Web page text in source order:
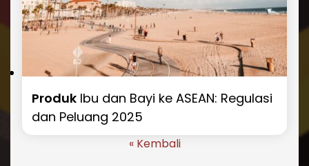
Produk Ibu dan Bayi ke ASEAN: Regulasi
dan Peluang 2025
« Kembali